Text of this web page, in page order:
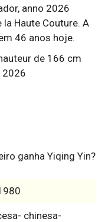
anno 2026
Haute Couture. A
46 anos hoje.
ganha Yiqing Yin?
chinesa-